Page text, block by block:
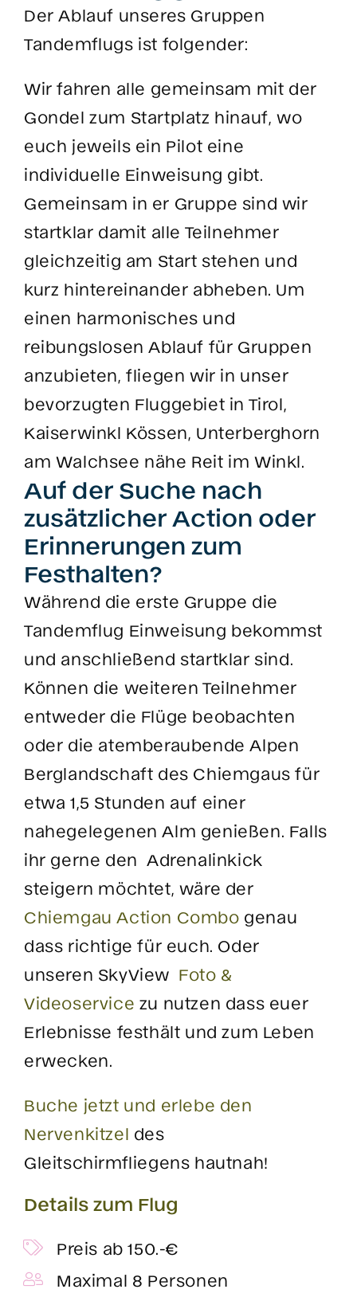
Der Ablauf unseres Gruppen
Tandemflugs ist folgender:
Wir fahren alle gemeinsam mit der
Gondel zum Startplatz hinauf, wo
euch jeweils ein Pilot eine
individuelle Einweisung gibt.
Gemeinsam in er Gruppe sind wir
startklar damit alle Teilnehmer
gleichzeitig am Start stehen und
kurz hintereinander abheben. Um
einen harmonisches und
reibungslosen Ablauf für Gruppen
anzubieten, fliegen wir in unser
bevorzugten Fluggebiet in Tirol,
Kaiserwinkl Kössen, Unterberghorn
am Walchsee nähe Reit im Winkl.
Auf der Suche nach
zusätzlicher Action oder
Erinnerungen zum
Festhalten?
Während die erste Gruppe die
Tandemflug Einweisung bekommst
und anschließend startklar sind.
Können die weiteren Teilnehmer
entweder die Flüge beobachten
oder die atemberaubende Alpen
Berglandschaft des Chiemgaus für
etwa 1,5 Stunden auf einer
nahegelegenen Alm genießen. Falls
ihr gerne den Adrenalinkick
steigern möchtet, wäre der
Chiemgau Action Combo genau
dass richtige für euch. Oder
unseren SkyView Foto &
Videoservice zu nutzen dass euer
Erlebnisse festhält und zum Leben
erwecken.
Buche jetzt und erlebe den
Nervenkitzel des
Gleitschirmfliegens hautnah!
Details zum Flug
Preis ab 150.-€
Maximal 8 Personen